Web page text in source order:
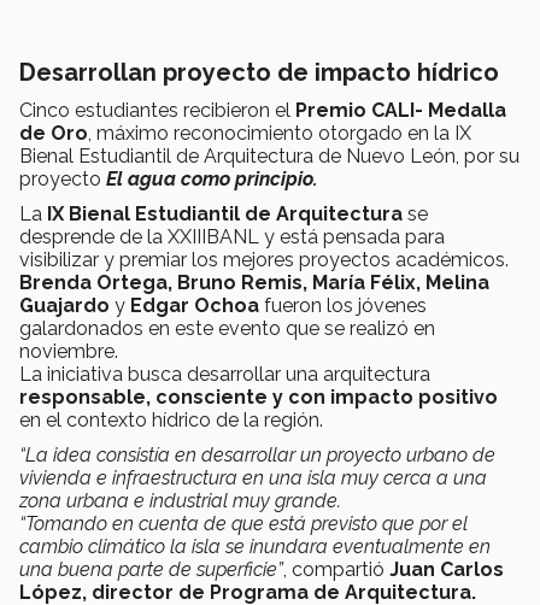
Desarrollan proyecto de impacto hídrico
Cinco estudiantes recibieron el Premio CALI- Medalla
de Oro, máximo reconocimiento otorgado en la IX
Bienal Estudiantil de Arquitectura de Nuevo León, por su
proyecto El agua como principio.
La IX Bienal Estudiantil de Arquitectura se
desprende de la XXIIIBANL y está pensada para
visibilizar y premiar los mejores proyectos académicos.
Brenda Ortega, Bruno Remis, María Félix, Melina
Guajardo y Edgar Ochoa fueron los jóvenes
galardonados en este evento que se realizó en
noviembre.
La iniciativa busca desarrollar una arquitectura
responsable, consciente y con impacto positivo
en el contexto hídrico de la región.
“La idea consistía en desarrollar un proyecto urbano de
vivienda e infraestructura en una isla muy cerca a una
zona urbana e industrial muy grande.
“Tomando en cuenta de que está previsto que por el
cambio climático la isla se inundara eventualmente en
una buena parte de superficie”, compartió Juan Carlos
López, director de Programa de Arquitectura.